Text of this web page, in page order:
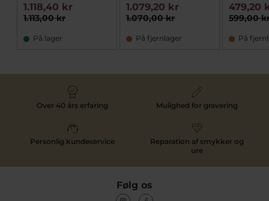
1.113,00 kr
1.118,40 kr
På lager
1.070,00 kr
1.079,20 kr
På fjernlager
599,00
479,20
På
Over 40 års erfaring Mulighed for gravering
Personlig kundeservice
Reparation af smykker og
ure
Følg os